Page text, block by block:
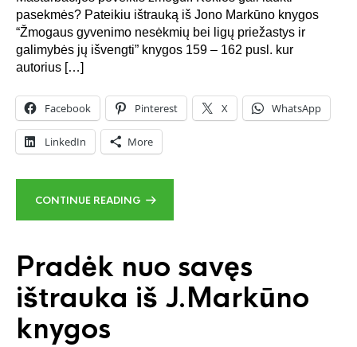
pasekmės? Pateikiu ištrauką iš Jono Markūno knygos
“Žmogaus gyvenimo nesėkmių bei ligų priežastys ir
galimybės jų išvengti” knygos 159 – 162 pusl. kur
autorius […]
Facebook Pinterest X WhatsApp
LinkedIn More
CONTINUE READING
Pradėk nuo savęs
ištrauka iš J.Markūno
knygos